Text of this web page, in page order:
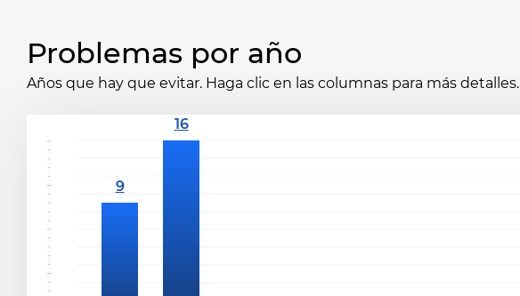
Problemas por año
Años que hay que evitar. Haga clic en las columnas para más detalles.